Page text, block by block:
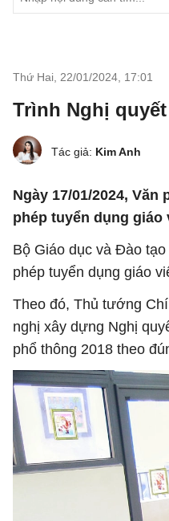
Thứ Hai, 22/01/2024 17:01
Trình Nghị
Tác giả: Kim Anh
Ngày 17/01/2024,
phép tuyển dụng
Bộ Giáo dục và Đào
phép tuyển dụng giáo
Theo đó, Thủ tướng
nghị xây dựng Nghị
phổ thông 2018 theo